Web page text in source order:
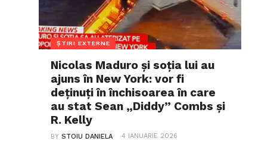
ȘTIRI EXTERNE
Nicolas Maduro și soția lui au
ajuns în New York: vor fi
deținuți în închisoarea în care
au stat Sean „Diddy” Combs și
R. Kelly
BYSTOIU DANIELA 4 IANUARIE 2026